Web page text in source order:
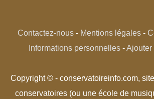
Contactez-nous- Mentions légales-
Informations personnelles -Ajouter
Copyright © - conservatoireinfo.com,
conservatoires (ou une école de